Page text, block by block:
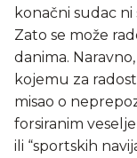
konačni sudac
Zato se može
danima.
kojemu za
misao o
forsiranim
ili “sportskih